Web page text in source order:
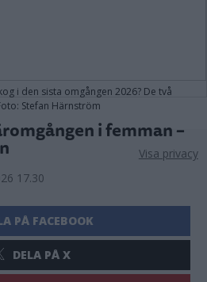
i den sista omgången 2026? De två
Stefan Härnström
i femman –
17.30
PÅ FACEBOOK
DELA PÅ X
Visa privacy